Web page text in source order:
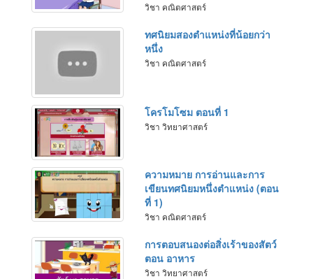
วิชา คณิตศาสตร์
ทศนิยมสองตำแหน่งที่น้อยกว่า
หนึ่ง
วิชา คณิตศาสตร์
โครโมโซม ตอนที่ 1
วิชา วิทยาศาสตร์
ความหมาย การอ่านและการ
เขียนทศนิยมหนึ่งตำแหน่ง (ตอน
ที่ 1)
วิชา คณิตศาสตร์
การตอบสนองต่อสิ่งเร้าของสัตว์
ตอน อาหาร
วิชา วิทยาศาสตร์